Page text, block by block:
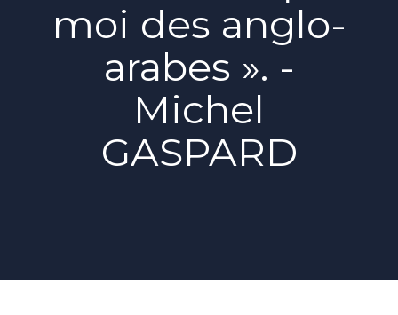
moi des anglo-
arabes ». -
Michel
GASPARD